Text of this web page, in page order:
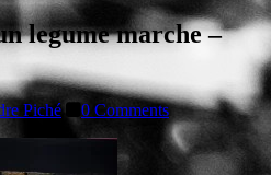
legume marche –
Piché 0 Comments